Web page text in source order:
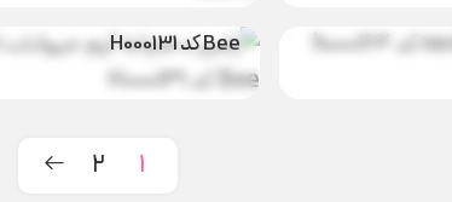
Bee کد H000131
1
2